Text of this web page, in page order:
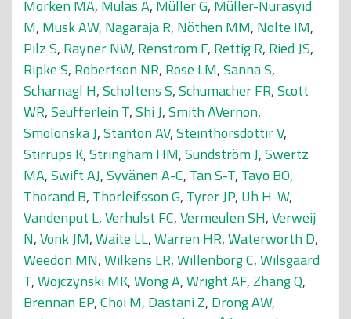
Morken MA, Mulas A, Müller G, Müller-Nurasyid
M, Musk AW, Nagaraja R, Nöthen MM, Nolte IM,
Pilz S, Rayner NW, Renstrom F, Rettig R, Ried JS,
Ripke S, Robertson NR, Rose LM,Sanna S,
Scharnagl H,Scholtens S,Schumacher FR,Scott
WR,Seufferlein T,Shi J,Smith AVernon,
Smolonska J,Stanton AV,Steinthorsdottir V,
Stirrups K,Stringham HM,Sundström J,Swertz
MA,Swift AJ,Syvänen A-C, Tan S-T, Tayo BO,
Thorand B, Thorleifsson G, Tyrer JP, Uh H-W,
Vandenput L,Verhulst FC,Vermeulen SH,Verweij
N,Vonk JM,Waite LL,Warren HR,Waterworth D,
Weedon MN,Wilkens LR,Willenborg C,Wilsgaard
T,Wojczynski MK,Wong A,Wright AF,Zhang Q,
Brennan EP,Choi M, Dastani Z, Drong AW,